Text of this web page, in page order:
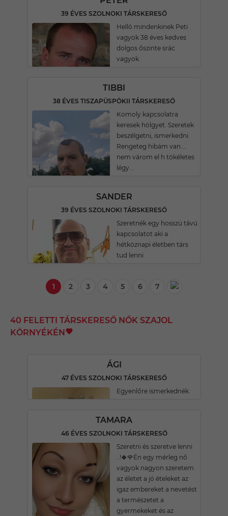
39 ÉVES SZOLNOKI TÁRSKERESŐ
Helló mindenkinek Peti
vagyok 38 éves kedves
dolgos őszinte srác
vagyok.
TIBBI
38 ÉVES TISZAPÜSPÖKII TÁRSKERESŐ
Komoly kapcsolatra
keresek hölgyet. Szeretek
beszélgetni, ismerkedni.
Rengeteg hibám van....
nem várom el h tökéletes
légy...
SANDER
39 ÉVES SZOLNOKI TÁRSKERESŐ
Szeretnék egy hosszú távú
kapcsolatot aki a
hétköznapi életben társ
tud lenni
1 2 3 4 5 6 7
40 FELETTI TÁRSKERESŐ NŐK SZAJOL
KÖRNYÉKÉN
ÁGI
47 ÉVES SZOLNOKI TÁRSKERESŐ
Egyenlőre ismerkednék.
TAMARA
46 ÉVES SZOLNOKI TÁRSKERESŐ
Szeretni és szeretve lenni
..!🍀🌹Én egy mérleg nő
vagyok nagyon szeretem
az életet a jó ételeket az
igaz embereket a nevetést
a természetet a
gyermekeket és az